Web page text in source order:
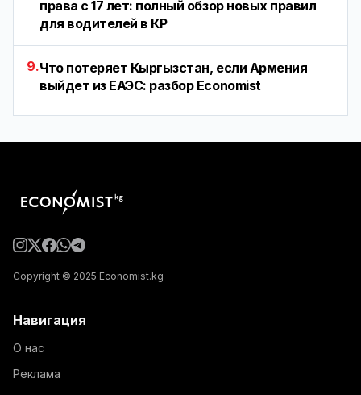
права с 17 лет: полный обзор новых правил
для водителей в КР
9.Что потеряет Кыргызстан, если Армения
выйдет из ЕАЭС: разбор Economist
Copyright © 2025 Economist.kg
Навигация
О нас
Реклама